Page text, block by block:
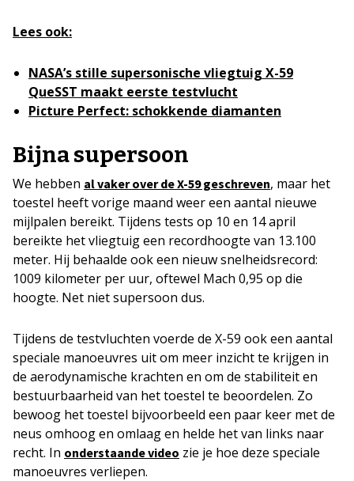
Lees ook:
NASA’s stille supersonische vliegtuig X-59
QueSST maakt eerste testvlucht
Picture Perfect: schokkende diamanten
Bijna supersoon
We hebben al vaker over de X-59 geschreven, maar het
toestel heeft vorige maand weer een aantal nieuwe
mijlpalen bereikt. Tijdens tests op 10 en 14 april
bereikte het vliegtuig een recordhoogte van 13.100
meter. Hij behaalde ook een nieuw snelheidsrecord:
1009 kilometer per uur, oftewel Mach 0,95 op die
hoogte. Net niet supersoon dus.
Tijdens de testvluchten voerde de X-59 ook een aantal
speciale manoeuvres uit om meer inzicht te krijgen in
de aerodynamische krachten en om de stabiliteit en
bestuurbaarheid van het toestel te beoordelen. Zo
bewoog het toestel bijvoorbeeld een paar keer met de
neus omhoog en omlaag en helde het van links naar
recht. In onderstaande video zie je hoe deze speciale
manoeuvres verliepen.